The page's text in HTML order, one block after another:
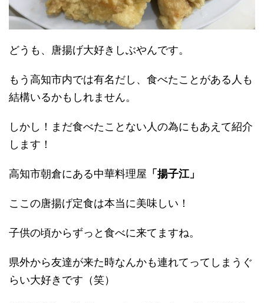
どうも、唐揚げ大好きしぶやんです。
もう高知市内では有名だし、食べたことがある人も
結構いるかもしれません。
しかし！まだ食べたことない人の為にもあえて紹介
します！
高知市朝倉にある中華料理屋 「揚子江」
ここの唐揚げ定食は本当に美味しい！
子供の頃からずっと食べに来てますね。
県外から友達が来た時なんかも連れてってしまうぐ
らい大好きです（笑）